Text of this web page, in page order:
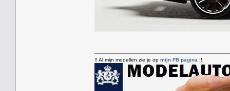
!! Al mijn modellen zie je op mijn FB pagina !!